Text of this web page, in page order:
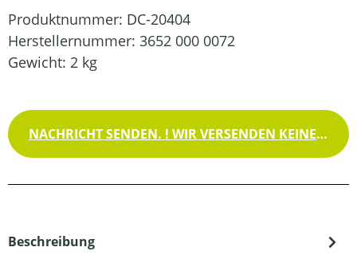
Produktnummer: DC-20404
Herstellernummer: 3652 000 0072
Gewicht: 2 kg
NACHRICHT SENDEN. ! WIR VERSENDEN KEINE WAREN !
Beschreibung